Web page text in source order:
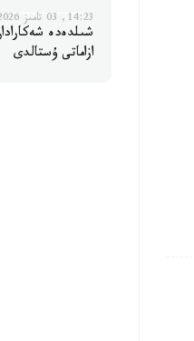
14:23, 03 تامىز 2026
ازاماتى ۇستالدى